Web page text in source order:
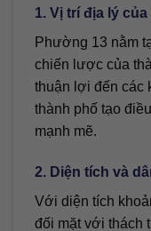
1. Vị trí địa lý
Phường 13 nằm
chiến lược của
thuận lợi đến các
thành phố tạo
mạnh mẽ.
2. Diện tích và
Với diện tích
đối mặt với thách